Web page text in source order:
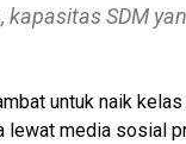
SDM
untuk naik
lewat media sosial